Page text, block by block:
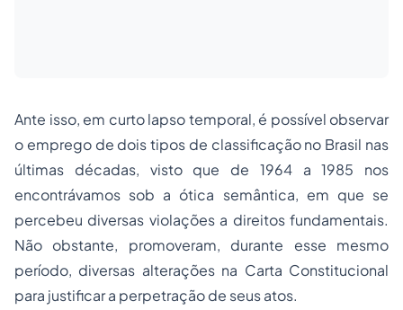
Ante isso, em curto lapso temporal, é possível observar
o emprego de dois tipos de classificação no Brasil nas
últimas décadas, visto que de 1964 a 1985 nos
encontrávamos sob a ótica semântica, em que se
percebeu diversas violações a direitos fundamentais.
Não obstante, promoveram, durante esse mesmo
período, diversas alterações na Carta Constitucional
para justificar a perpetração de seus atos.